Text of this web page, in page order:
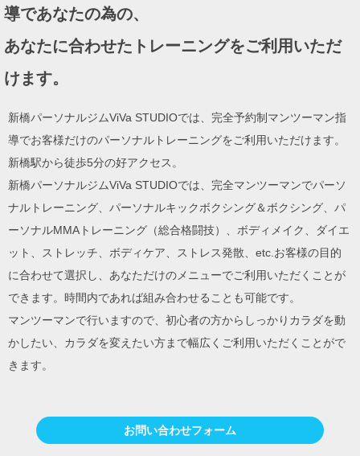
ョ
導であなたの為の、
あなたに合わせたトレーニングをご利用いただ
けます。
新橋パーソナルジムViVa STUDIOでは、完全予約制マンツーマン指
導でお客様だけのパーソナルトレーニングをご利用いただけます。
新橋駅から徒歩5分の好アクセス。
新橋パーソナルジムViVa STUDIOでは、完全マンツーマンでパーソ
ナルトレーニング、パーソナルキックボクシング＆ボクシング、パ
ーソナルMMAトレーニング（総合格闘技）、ボディメイク、ダイエ
ット、ストレッチ、ボディケア、ストレス発散、etc.お客様の目的
に合わせて選択し、あなただけのメニューでご利用いただくことが
できます。時間内であれば組み合わせることも可能です。
マンツーマンで行いますので、初心者の方からしっかりカラダを動
かしたい、カラダを変えたい方まで幅広くご利用いただくことがで
きます。
お問い合わせフォーム